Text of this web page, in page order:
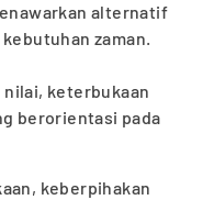
alternatif
zaman.
keterbukaan
berorientasi pada
keberpihakan